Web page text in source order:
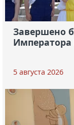
Завершено
Императора
5 августа 2026